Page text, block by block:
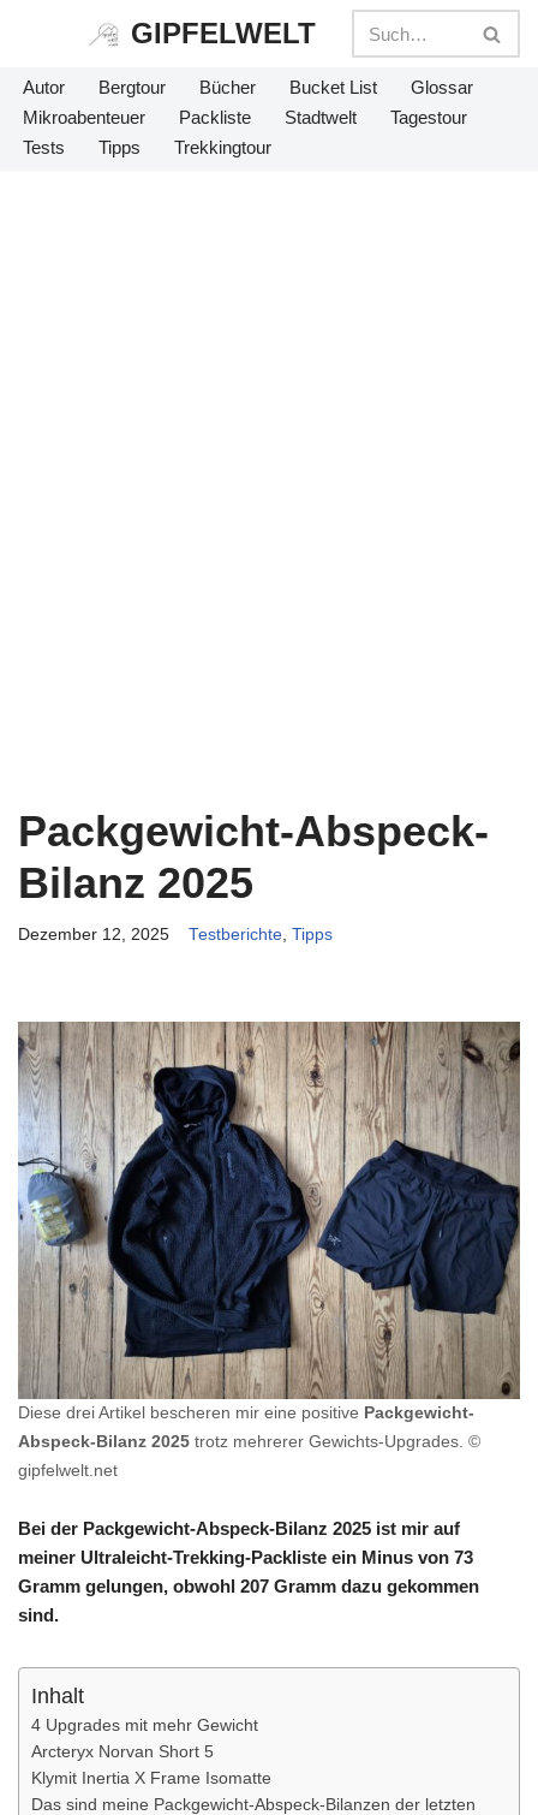
Inhalt
springen
GIPFELWELT
Autor Bergtour Bücher Bucket List
Glossar
Mikroabenteuer
Packliste Stadtwelt
Tagestour
Tests
Tipps Trekkingtour
Packgewicht-Abspeck-
Bilanz 2025
Dezember 12, 2025 Testberichte, Tipps
Diese drei Artikel bescheren mir eine positive Packgewicht-
Abspeck-Bilanz 2025 trotz mehrerer Gewichts-Upgrades. ©
gipfelwelt.net
Bei der Packgewicht-Abspeck-Bilanz 2025 ist mir auf
meiner Ultraleicht-Trekking-Packliste ein Minus von 73
Gramm gelungen, obwohl 207 Gramm dazu gekommen
sind.
Inhalt
4 Upgrades mit mehr Gewicht
Arcteryx Norvan Short 5
Klymit Inertia X Frame Isomatte
Das sind meine Packgewicht-Abspeck-Bilanzen der letzten